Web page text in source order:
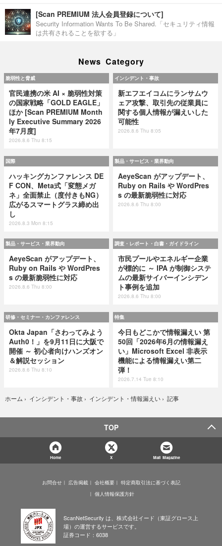
[Scan PREMIUM 法人会員登録について]
Security Information Wants To Be Shared.「セキュリティ情報
は共有されることを欲する」
News Category
脆弱性と脅威
官民連携の米 AI × 脆弱性対策
の国家戦略「GOLD EAGLE」
ほか [Scan PREMIUM Month
ly Executive Summary 2026
年7月度]
2026.8.6 Thu 8:15
インシデント・事故
新エフエイコムにランサムウ
ェア攻撃、取引先の従業員に
関する個人情報が漏えいした
可能性
2026.8.6 Thu 8:05
国際
ハッキングカンファレンス DE
F CON、Meta式「変態メガ
ネ」全面禁止（度付きもNG）
広がるスマートグラス締め出
し
2026.8.3 Mon 8:15
製品・サービス・業界動向
AeyeScan がアップデート、
Ruby on Rails や WordPres
s の最新脆弱性に対応
2026.8.6 Thu 8:00
製品・サービス・業界動向
AeyeScan がアップデート、
Ruby on Rails や WordPres
s の最新脆弱性に対応
2026.8.6 Thu 8:00
調査・レポート・白書・ガイドライン
市民プールやエネルギー企業
が標的に ～ IPA が制御システ
ムの最新サイバーインシデン
ト事例を追加
2026.8.6 Thu 8:00
研修・セミナー・カンファレンス
Okta Japan「さわってみよう
Auth0！」を9月11日に大阪で
開催 ～ 初心者向けハンズオン
＆解説セッション
2026.8.6 Thu 8:10
特集
今日もどこかで情報漏えい 第
50回「2026年6月の情報漏え
い」Microsoft Excel 非表示
機能による情報漏えい第二
弾！
2026.7.14 Tue 8:10
ホーム › インシデント・事故 › インシデント・情報漏えい › 記事
TOP
Home X Mail Magazine
お問合せ 広告掲載 会社概要
特定商取引法に基づく表記
個人情報保護方針
ScanNetSecurity は、株式会社イード（東証グロース上
場）の運営するサービスです。
証券コード：6038